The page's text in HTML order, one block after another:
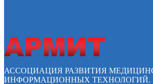
АССОЦИАЦИЯ РАЗВИТИЯ
ИНФОРМАЦИОННЫХ ТЕХНОЛОГИЙ.